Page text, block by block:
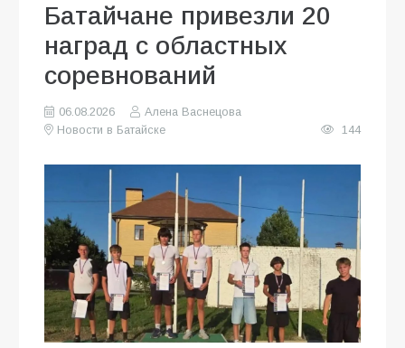
Батайчане привезли 20
наград с областных
соревнований
06.08.2026
Алена Васнецова
Новости в Батайске
144